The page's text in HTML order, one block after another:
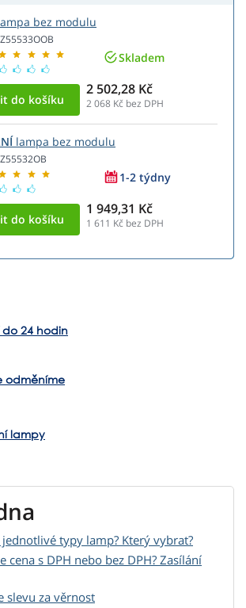
bez modulu
Z55533OOB
Skladem
2 502,28 Kč
2 068 Kč bez DPH
lampa bez modulu
Z55532OB
1-2 týdny
1 949,31 Kč
1 611 Kč bez DPH
do 24 hodin
odměníme
lampy
jednotlivé typy lamp? Který vybrat?
cena s DPH nebo bez DPH? Zasílání
slevu za věrnost